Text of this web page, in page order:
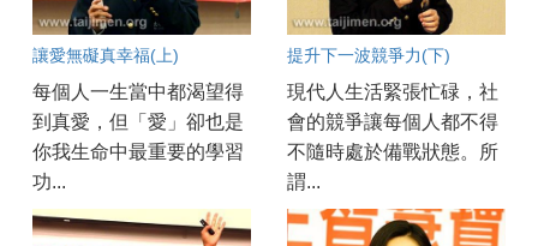
讓愛無礙真幸福(上)
每個人一生當中都渴望得
到真愛，但「愛」卻也是
你我生命中最重要的學習
功...
提升下一波競爭力(下)
現代人生活緊張忙碌，社
會的競爭讓每個人都不得
不隨時處於備戰狀態。所
謂...